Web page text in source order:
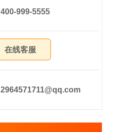
400-999-5555
在线客服
2964571711@qq.com